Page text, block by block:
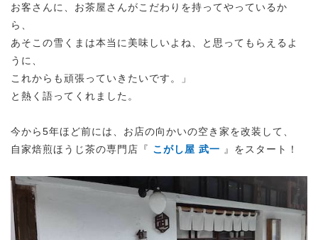
お客さんに、お茶屋さんがこだわりを持ってやっているか
ら、
あそこの雪くまは本当に美味しいよね、と思ってもらえるよ
うに、
これからも頑張っていきたいです。」
と熱く語ってくれました。
今から5年ほど前には、お店の向かいの空き家を改装して、
自家焙煎ほうじ茶の専門店『 こがし屋 武一 』をスタート！